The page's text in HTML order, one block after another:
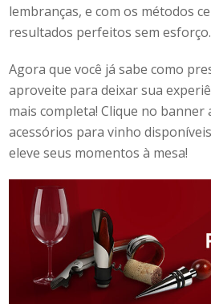
lembranças, e com os métodos
resultados perfeitos sem esforço.
Agora que você já sabe como
aproveite para deixar sua
mais completa! Clique no banner
acessórios para vinho
eleve seus momentos à mesa!